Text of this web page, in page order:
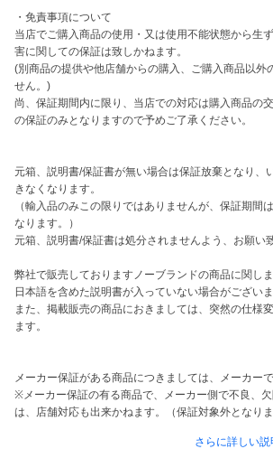
・免責事項について
当店でご購入商品の使用・又は使用不能状態から生
害に関しての保証は致しかねます。
(別商品の提供や他店舗からの購入、ご購入商品以外
せん。)
尚、保証期間内に限り、当店での対応は購入商品の
の保証のみとなりますので予めご了承ください。
元箱、説明書/保証書が無い場合は保証放棄となり、
きなくなります。
（輸入品のみこの限りではありませんが、保証期間
なります。）
元箱、説明書/保証書は処分されませんよう、お願い
弊社で販売しておりますノーブランドの商品に関しま
日本語を含めた説明書が入っていない場合がございま
また、掲載販売の商品におきましては、突然の仕様
ます。
メーカー保証がある商品につきましては、メーカー
※メーカー保証の有る商品で、メーカー側で不良、
は、店舗対応も出来かねます。（保証対象外となりま
さらに詳しい説